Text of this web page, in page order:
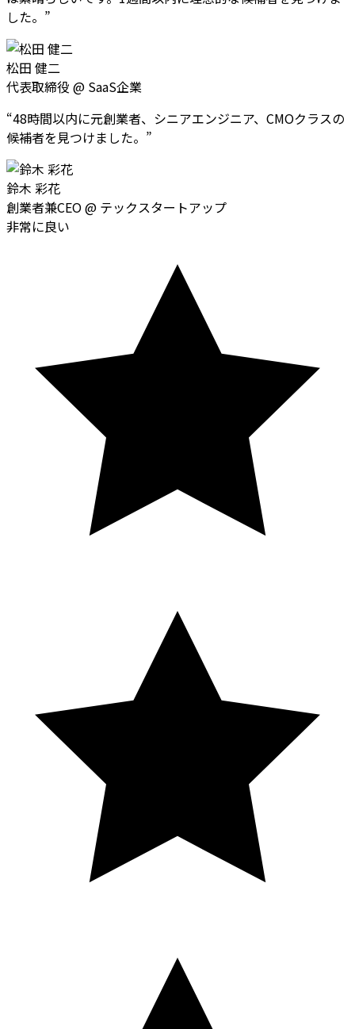
した。 ”
松田 健二
代表取締役 @ SaaS企業
“48時間以内に元創業者、シニアエンジニア、CMOクラスの
候補者を見つけました。 ”
鈴木 彩花
創業者兼CEO@ テックスタートアップ
非常に良い